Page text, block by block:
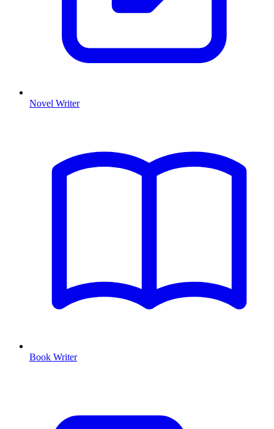
Novel Writer
Book Writer